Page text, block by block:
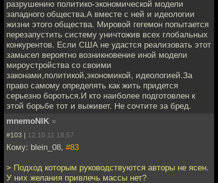
разрушению политико-экономической модели
западного общества.А вместе с ней и идеологии
жизни этого общества. Мировой гегемон попытается
перезапустить систему уничтожив всех глобальных
конкурентов. Если США не удастся реализовать этот
замысел вероятно возникновение иной модели
мироустройства со своими
законами,политикой,экономикой, идеологией.За
право самому определять как жить придется
серьезно бороться.И кто наиболее подготовлен к
этой борьбе тот и выживет. Не сочтите за бред.
mnemoNIK »
#103 | 12.10.11 18:57
Кому: blein_08, #83
> Подход которым руководствуются авторы не ясен.
У них желания привлечь массы нет?